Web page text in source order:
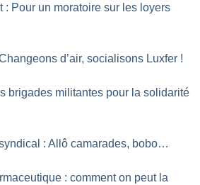
: Pour un moratoire sur les loyers
d’air, socialisons Luxfer !
brigades militantes pour la solidarité
: Allô camarades, bobo…
: comment on peut la